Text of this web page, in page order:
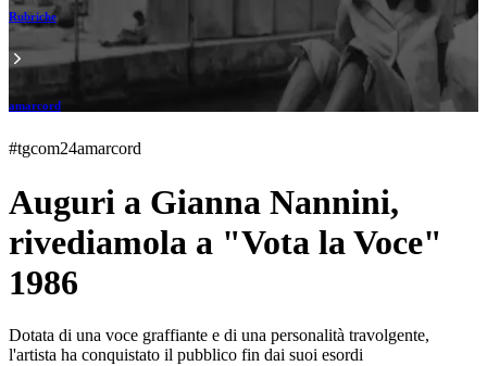
Rubriche
amarcord
#tgcom24amarcord
Auguri a Gianna Nannini,
rivediamola a "Vota la Voce"
1986
Dotata di una voce graffiante e di una personalità travolgente,
l'artista ha conquistato il pubblico fin dai suoi esordi